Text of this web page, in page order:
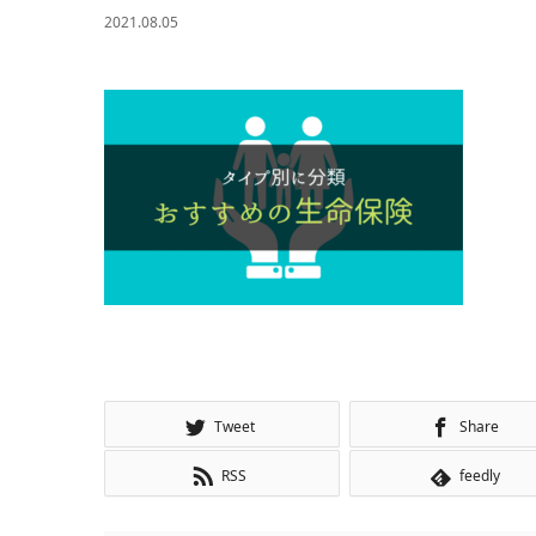
2021.08.05
Tweet Share
RSS feedly